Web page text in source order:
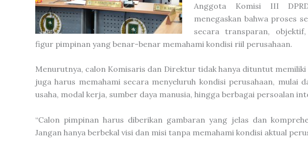
Anggota Komisi III
menegaskan bahwa proses
secara transparan,
figur pimpinan yang benar-benar memahami kondisi riil perusahaan.
Menurutnya, calon Komisaris dan Direktur tidak hanya dituntut memiliki
juga harus memahami secara menyeluruh kondisi perusahaan, mulai
usaha, modal kerja, sumber daya manusia, hingga berbagai persoalan
“Calon pimpinan harus diberikan gambaran yang jelas dan
Jangan hanya berbekal visi dan misi tanpa memahami kondisi aktual